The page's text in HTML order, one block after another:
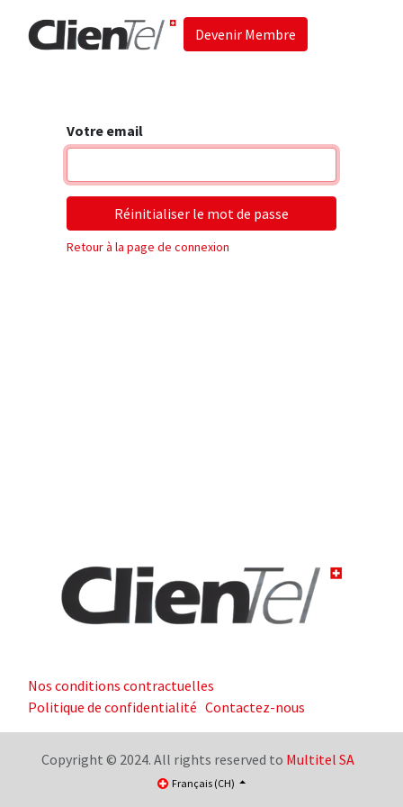
Devenir Membre
Votre email
Réinitialiser le mot de passe
Retour à la page de connexion
Nos conditions contractuelles
Politique de confidentialité Contactez-nous
Copyright © 2024. All rights reserved to Multitel SA
Français (CH)